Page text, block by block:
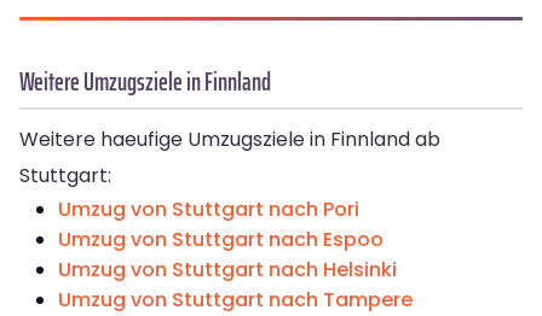
Weitere Umzugsziele in Finnland
Weitere haeufige Umzugsziele in Finnland ab
Stuttgart:
Umzug von Stuttgart nach Pori
Umzug von Stuttgart nach Espoo
Umzug von Stuttgart nach Helsinki
Umzug von Stuttgart nach Tampere